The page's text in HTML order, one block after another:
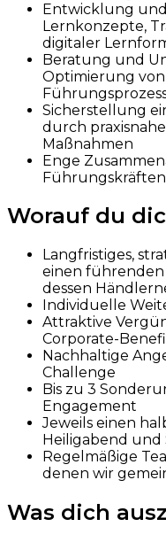
Entwicklung
Lernkonzepte,
digitaler
Beratung und
Optimierung von
Sicherstellung
durch
Maßnahmen
Enge
Worauf du
Langfristiges,
einen
dessen
Individuelle
Attraktive
Corporate-
Nachhaltige
Challenge
Bis zu 3
Engagement
Jeweils einen
Heiligabend und
Regelmäßige
denen wir
Was dich